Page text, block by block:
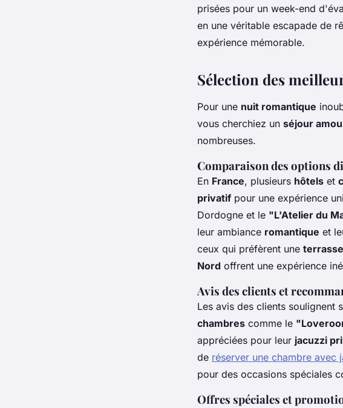
prisées pour un week-end
en une véritable escapade de
expérience mémorable.
Sélection des
Pour une nuit romantique
vous cherchiez un séjour
nombreuses.
Comparaison des options
En France, plusieurs hôtels et
privatif pour une expérience
Dordogne et le "L'Atelier du
leur ambiance romantique et
ceux qui préfèrent une terrasse
Nord offrent une expérience
Avis des clients et
Les avis des clients soulignent
chambres comme le
appréciées pour leur jacuzzi
de réserver une chambre
pour des occasions spéciales
Offres spéciales et